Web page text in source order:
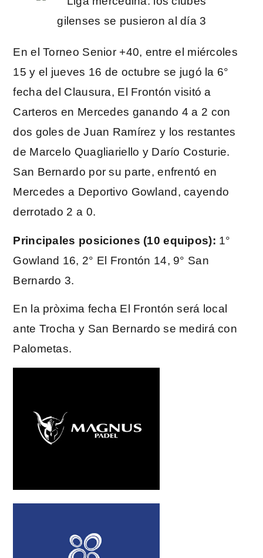
En el Torneo Senior +40, entre el miércoles
15 y el jueves 16 de octubre se jugó la 6°
fecha del Clausura, El Frontón visitó a
Carteros en Mercedes ganando 4 a 2 con
dos goles de Juan Ramírez y los restantes
de Marcelo Quagliariello y Darío Costurie.
San Bernardo por su parte, enfrentó en
Mercedes a Deportivo Gowland, cayendo
derrotado 2 a 0.
Principales posiciones (10 equipos): 1°
Gowland 16, 2° El Frontón 14, 9° San
Bernardo 3.
En la pròxima fecha El Frontón será local
ante Trocha y San Bernardo se medirá con
Palometas.